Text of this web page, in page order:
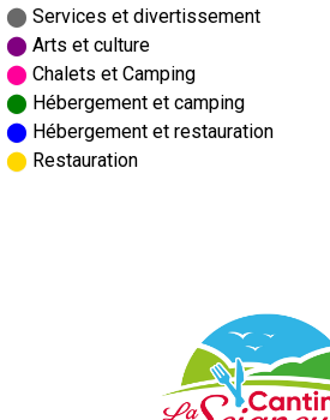
⬤ Services et divertissement
⬤ Arts et culture
⬤ Chalets et Camping
⬤ Hébergement et camping
⬤ Hébergement et restauration
⬤ Restauration